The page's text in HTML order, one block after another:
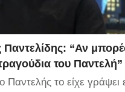
Παντελίδης: “Αν
του Παντελή”
Παντελής το είχε γράψει